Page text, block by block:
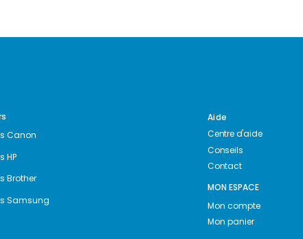
Canon
HP
Brother
Samsung
Aide
Centre d'aide
Conseils
Contact
MON ESPACE
Mon compte
Mon panier